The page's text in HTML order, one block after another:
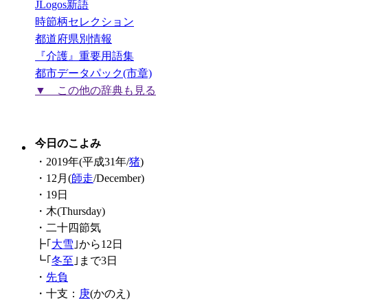
JLogos新語
時節柄セレクション
都道府県別情報
『介護』重要用語集
都市データパック(市章)
▼ この他の辞典も見る
今日のこよみ
・2019年(平成31年/猪)
・12月(師走/December)
・19日
・木(Thursday)
・二十四節気
┣｢ 大雪 ｣から12日
┗｢ 冬至 ｣まで3日
・ 先負
・十支： 庚(かのえ)